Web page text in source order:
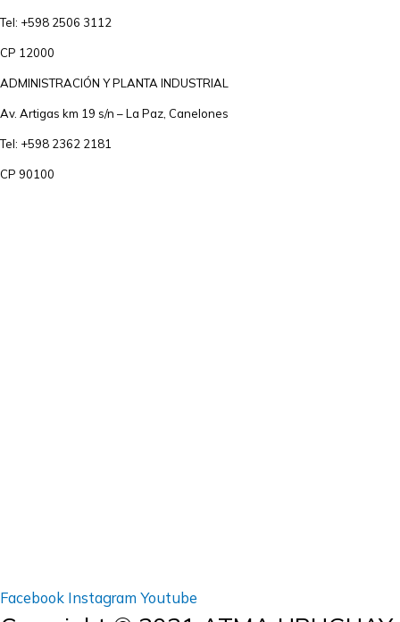
Tel: +598 2506 3112
CP 12000
ADMINISTRACIÓN Y PLANTA INDUSTRIAL
Av. Artigas km 19 s/n – La Paz, Canelones
Tel: +598 2362 2181
CP 90100
Facebook Instagram Youtube